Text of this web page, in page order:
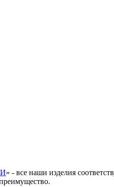
» - все наши изделия